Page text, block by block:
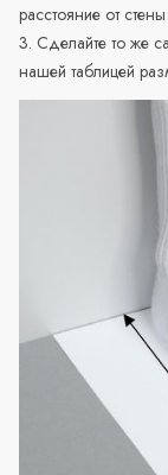
расстояние от
3. Сделайте то же
нашей таблицей